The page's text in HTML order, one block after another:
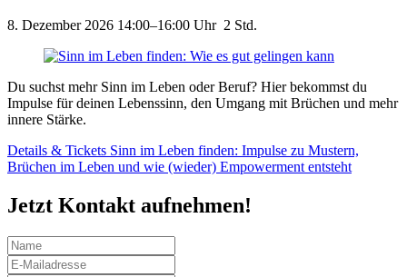
8. Dezember 2026 14:00–16:00 Uhr 2 Std.
Du suchst mehr Sinn im Leben oder Beruf? Hier bekommst du
Impulse für deinen Lebenssinn, den Umgang mit Brüchen und mehr
innere Stärke.
Details & Tickets Sinn im Leben finden: Impulse zu Mustern,
Brüchen im Leben und wie (wieder) Empowerment entsteht
Jetzt Kontakt aufnehmen!